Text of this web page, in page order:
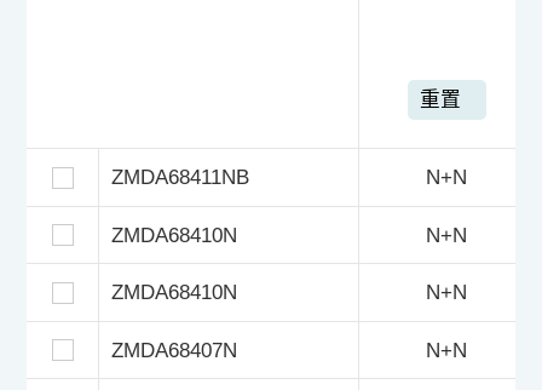
重置
ZMDA68411NB N+N
ZMDA68410N N+N
ZMDA68410N N+N
ZMDA68407N N+N